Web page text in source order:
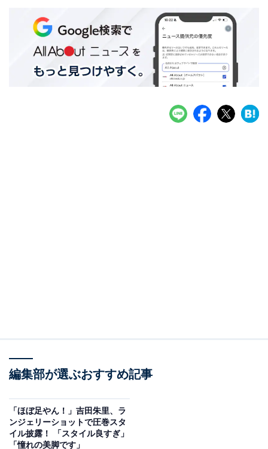
編集部が選ぶおすすめ記事
「ほぼ足やん！」吉田朱里、ラ
ンジェリーショットで圧巻スタ
イル披露！ 「スタイル良すぎ」
「憧れの美脚です」